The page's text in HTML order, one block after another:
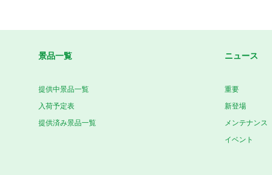
景品一覧
提供中景品一覧
入荷予定表
提供済み景品一覧
ニュース
重要
新登場
メンテナンス
イベント